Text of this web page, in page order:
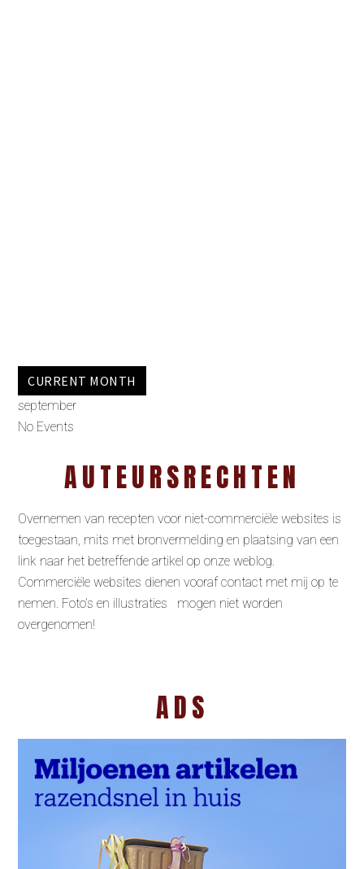
CURRENT MONTH
september
No Events
AUTEURSRECHTEN
Overnemen van recepten voor niet-commerciële websites is
toegestaan, mits met bronvermelding en plaatsing van een
link naar het betreffende artikel op onze weblog.
Commerciële websites dienen vooraf contact met mij op te
nemen. Foto’s en illustraties mogen niet worden
overgenomen!
ADS